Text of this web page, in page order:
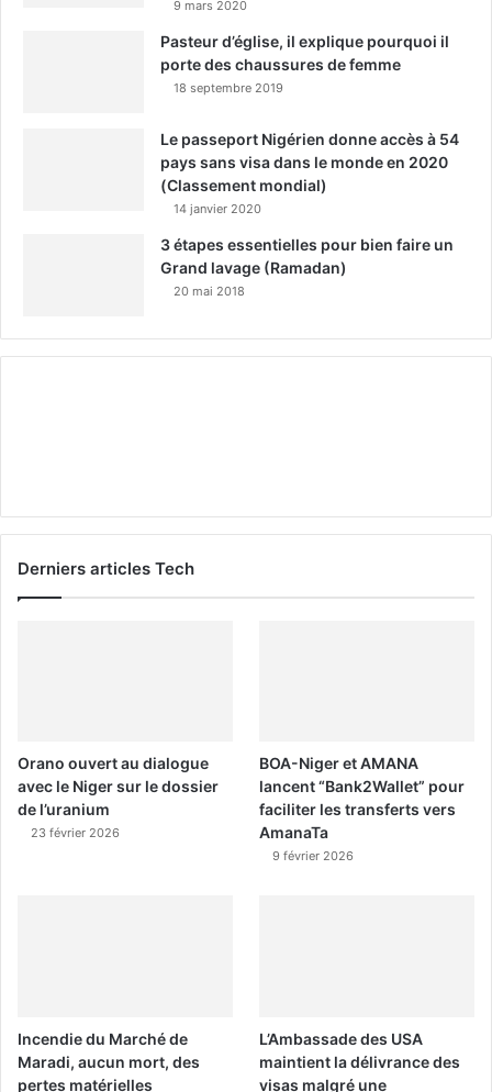
9 mars 2020
Pasteur d’église, il explique pourquoi il
porte des chaussures de femme
18 septembre 2019
Le passeport Nigérien donne accès à 54
pays sans visa dans le monde en 2020
(Classement mondial)
14 janvier 2020
3 étapes essentielles pour bien faire un
Grand lavage (Ramadan)
20 mai 2018
Derniers articles Tech
Orano ouvert au dialogue
avec le Niger sur le dossier
de l’uranium
23 février 2026
BOA-Niger et AMANA
lancent “Bank2Wallet” pour
faciliter les transferts vers
AmanaTa
9 février 2026
Incendie du Marché de
Maradi, aucun mort, des
pertes matérielles
L’Ambassade des USA
maintient la délivrance des
visas malgré une